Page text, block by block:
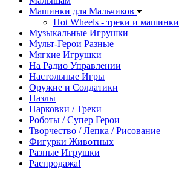
Машинки для Мальчиков
Hot Wheels - треки и машинки
Музыкальные Игрушки
Мульт-Герои Разные
Мягкие Игрушки
На Радио Управлении
Настольные Игры
Оружие и Солдатики
Пазлы
Парковки / Треки
Роботы / Супер Герои
Творчество / Лепка / Рисование
Фигурки Животных
Разные Игрушки
Распродажа!